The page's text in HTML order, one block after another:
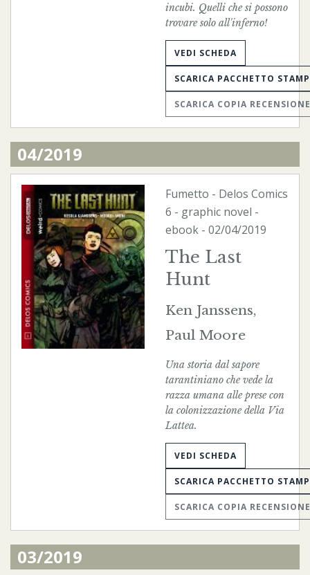
incubi. Quelli che si possono
trovare solo all'inferno!
VEDI SCHEDA
SCARICA PACCHETTO
SCARICA COPIA RECENSIONE
04/2019
Fumetto - Delos Comics
6 - graphic novel -
ebook - 02/04/2019
The Last
Hunt
Ken Janssens,
Paul Moore
Una storia dal sapore
tarantiniano che vede la
razza umana alle prese con
la colonizzazione della Via
Lattea.
VEDI SCHEDA
SCARICA PACCHETTO
SCARICA COPIA RECENSIONE
03/2019